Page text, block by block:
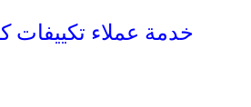
خدمة عملاء تكييفات